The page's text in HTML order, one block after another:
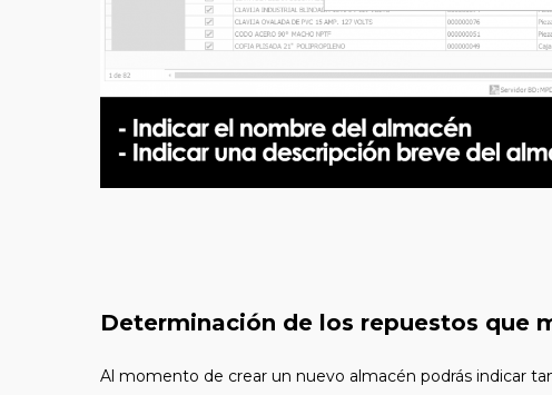
Determinación de los repuestos que
Al momento de crear un nuevo almacén podrás indicar